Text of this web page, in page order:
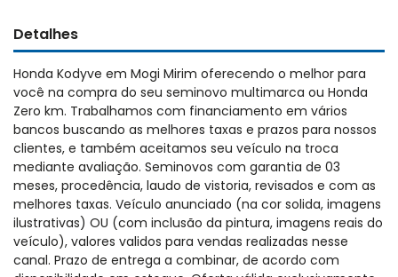
Detalhes
Honda Kodyve em Mogi Mirim oferecendo o melhor para
você na compra do seu seminovo multimarca ou Honda
Zero km. Trabalhamos com financiamento em vários
bancos buscando as melhores taxas e prazos para nossos
clientes, e também aceitamos seu veículo na troca
mediante avaliação. Seminovos com garantia de 03
meses, procedência, laudo de vistoria, revisados e com as
melhores taxas. Veículo anunciado (na cor solida, imagens
ilustrativas) OU (com inclusão da pintura, imagens reais do
veículo), valores validos para vendas realizadas nesse
canal. Prazo de entrega a combinar, de acordo com